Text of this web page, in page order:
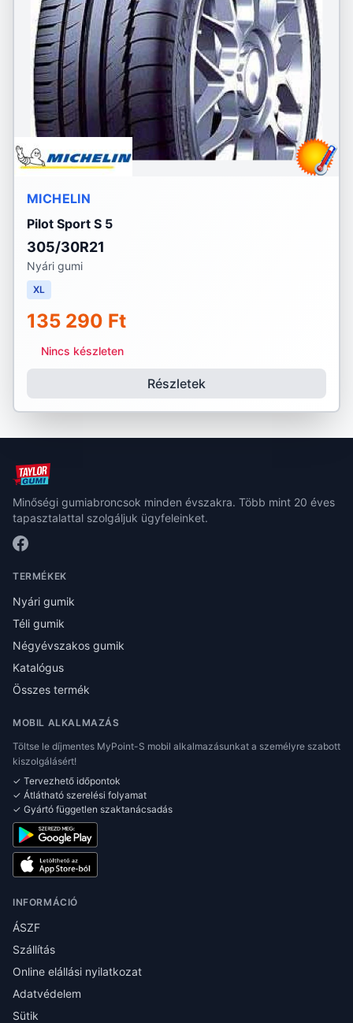
MICHELIN
Pilot Sport S 5
305/30R21
Nyári gumi
XL
135 290 Ft
Nincs készleten
Részletek
Minőségi gumiabroncsok minden évszakra. Több mint 20 éves
tapasztalattal szolgáljuk ügyfeleinket.
TERMÉKEK
Nyári gumik
Téli gumik
Négyévszakos gumik
Katalógus
Összes termék
MOBIL ALKALMAZÁS
Töltse le díjmentes MyPoint-S mobil alkalmazásunkat a személyre szabott
kiszolgálásért!
✓ Tervezhető időpontok
✓ Átlátható szerelési folyamat
✓ Gyártó független szaktanácsadás
INFORMÁCIÓ
ÁSZF
Szállítás
Online elállási nyilatkozat
Adatvédelem
Sütik